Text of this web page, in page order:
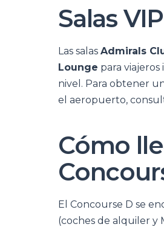
Salas
Las salas Admirals
Lounge para
nivel. Para obtener
el aeropuerto,
Cómo
El Concourse D se
(coches de alquiler y